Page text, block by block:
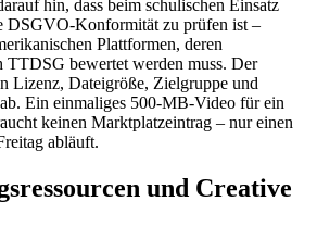
hin, dass beim schulischen Einsatz
DSGVO-Konformität zu prüfen ist –
Plattformen, deren
TTDSG bewertet werden muss. Der
Lizenz, Dateigröße, Zielgruppe und
Ein einmaliges 500-MB-Video für ein
keinen Marktplatzeintrag – nur einen
abläuft.
und Creative